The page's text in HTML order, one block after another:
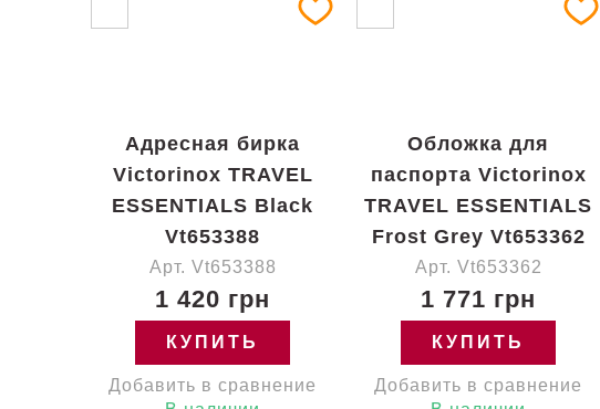
Адресная бирка
Victorinox TRAVEL
ESSENTIALS Black
Vt653388
Арт. Vt653388
1 420 грн
КУПИТЬ
Добавить в сравнение
Обложка для
паспорта Victorinox
TRAVEL ESSENTIALS
Frost Grey Vt653362
Арт. Vt653362
1 771 грн
КУПИТЬ
Добавить в сравнение